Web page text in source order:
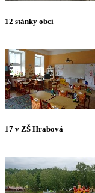
12 stánky obcí
17 v ZŠ Hrabová